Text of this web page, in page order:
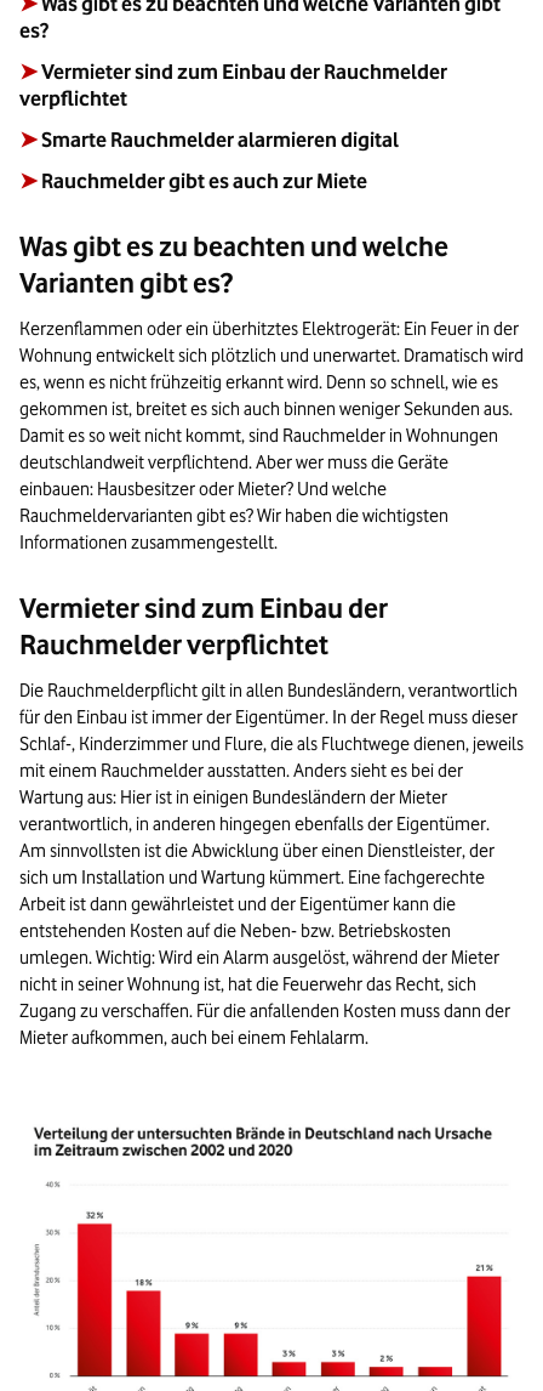
es?
➤Vermieter sind zum Einbau der Rauchmelder
verpflichtet
➤Smarte Rauchmelder alarmieren digital
➤ Rauchmelder gibt es auch zur Miete
Was gibt es zu beachten und welche
Varianten gibt es?
Kerzenflammen oder ein überhitztes Elektrogerät: Ein Feuer in der
Wohnung entwickelt sich plötzlich und unerwartet. Dramatisch wird
es, wenn es nicht frühzeitig erkannt wird. Denn so schnell, wie es
gekommen ist, breitet es sich auch binnen weniger Sekunden aus.
Damit es so weit nicht kommt, sind Rauchmelder in Wohnungen
deutschlandweit verpflichtend. Aber wer muss die Geräte
einbauen: Hausbesitzer oder Mieter? Und welche
Rauchmeldervarianten gibt es? Wir haben die wichtigsten
Informationen zusammengestellt.
Vermieter sind zum Einbau der
Rauchmelder verpflichtet
Die Rauchmelderpflicht gilt in allen Bundesländern, verantwortlich
für den Einbau ist immer der Eigentümer. In der Regel muss dieser
Schlaf-, Kinderzimmer und Flure, die als Fluchtwege dienen, jeweils
mit einem Rauchmelder ausstatten. Anders sieht es bei der
Wartung aus: Hier ist in einigen Bundesländern der Mieter
verantwortlich, in anderen hingegen ebenfalls der Eigentümer.
Am sinnvollsten ist die Abwicklung über einen Dienstleister, der
sich um Installation und Wartung kümmert. Eine fachgerechte
Arbeit ist dann gewährleistet und der Eigentümer kann die
entstehenden Kosten auf die Neben- bzw. Betriebskosten
umlegen. Wichtig: Wird ein Alarm ausgelöst, während der Mieter
nicht in seiner Wohnung ist, hat die Feuerwehr das Recht, sich
Zugang zu verschaffen. Für die anfallenden Kosten muss dann der
Mieter aufkommen, auch bei einem Fehlalarm.
Bild vergrößern: